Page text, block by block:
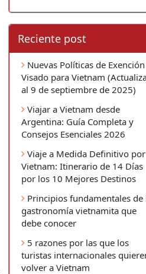
Reciente post
Nuevas Políticas de
Visado para Vietnam
al 9 de septiembre de 2025)
Viajar a Vietnam desde
Argentina: Guía Completa y
Consejos Esenciales 2026
Viaje a Medida Definitivo por
Vietnam: Itinerario de 14 Días
por los 10 Mejores Destinos
Principios fundamentales de
gastronomía vietnamita que
debe conocer
5 razones por las que los
turistas internacionales
volver a Vietnam